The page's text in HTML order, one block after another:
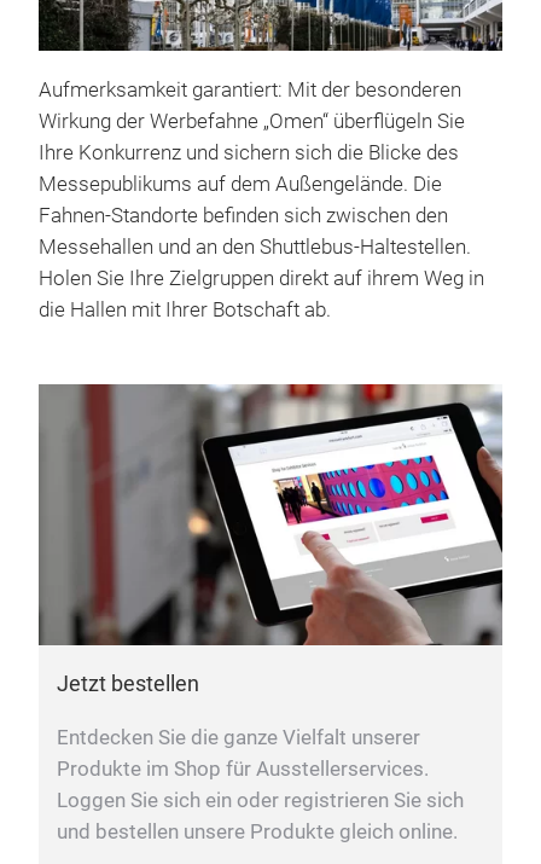
Aufmerksamkeit garantiert: Mit der besonderen
Wirkung der Werbefahne „Omen“ überflügeln Sie
Ihre Konkurrenz und sichern sich die Blicke des
Messepublikums auf dem Außengelände. Die
Fahnen-Standorte befinden sich zwischen den
Messehallen und an den Shuttlebus-Haltestellen.
Holen Sie Ihre Zielgruppen direkt auf ihrem Weg in
die Hallen mit Ihrer Botschaft ab.
Jetzt bestellen
Entdecken Sie die ganze Vielfalt unserer
Produkte im Shop für Ausstellerservices.
Loggen Sie sich ein oder registrieren Sie sich
und bestellen unsere Produkte gleich online.